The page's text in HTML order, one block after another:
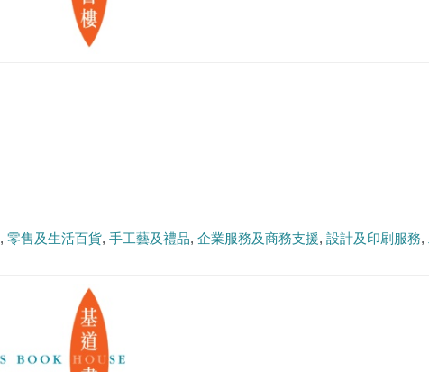
零售及生活百貨 手工藝及禮品 企業服務及商務支援 設計及印刷服務